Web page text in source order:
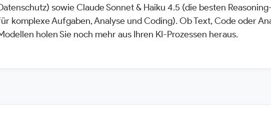
sowie Claude Sonnet & Haiku 4.5 (die besten
komplexe Aufgaben, Analyse und Coding). Ob Text, Code oder
holen Sie noch mehr aus Ihren KI-Prozessen heraus.